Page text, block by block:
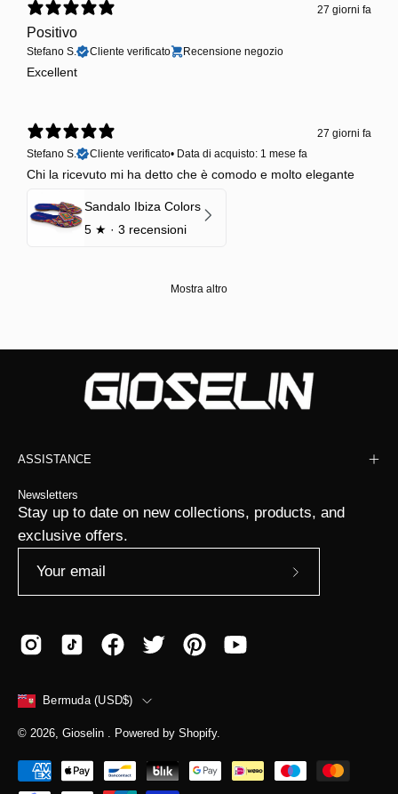
27 giorni fa
Positivo
Stefano S. Cliente verificato Recensione negozio
Excellent
27 giorni fa
Stefano S.
Cliente verificato• Data di acquisto: 1 mese fa
Chi la ricevuto mi ha detto che è comodo e molto elegante
Sandalo Ibiza Colors
5 ★ · 3 recensioni
Mostra altro
ASSISTANCE
Newsletters
Stay up to date on new collections, products, and
exclusive offers.
Subscribe
COUNTRY
Bermuda (USD$)
© 2026, Gioselin . Powered by Shopify.